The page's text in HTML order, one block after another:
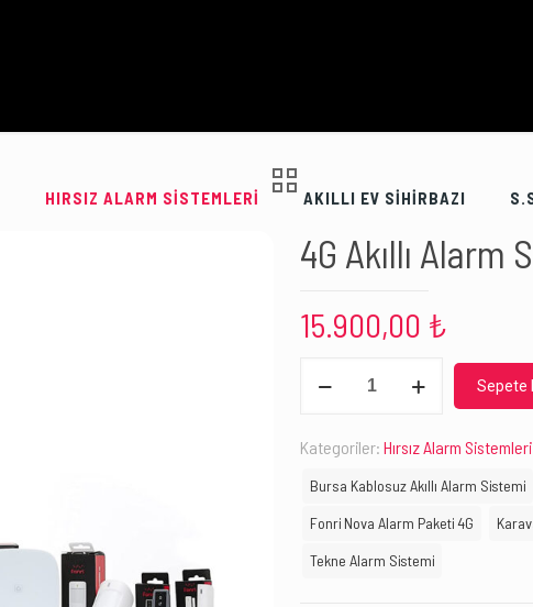
HIRSIZ ALARM SİSTEMLERİ AKILLI EV SİHİRBAZI
4G Akıllı Alarm
15.900,00 ₺
Sistemi
adet
Sepete
Kategoriler: Hırsız Alarm Sistemleri
Bursa Kablosuz Akıllı Alarm Sistemi
Fonri Nova Alarm Paketi 4G
Tekne Alarm Sistemi